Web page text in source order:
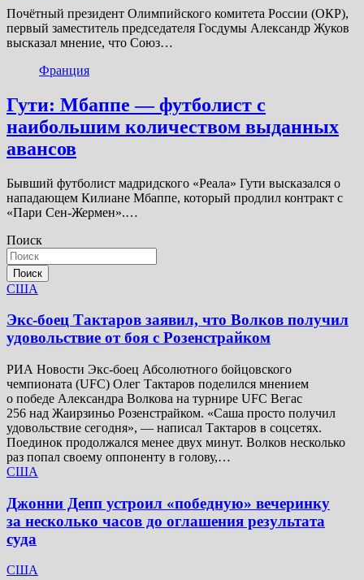
Почётный президент Олимпийского комитета России (ОКР),
первый заместитель председателя Госдумы Александр Жуков
высказал мнение, что Союз…
Франция
Гути: Мбаппе — футболист с
наибольшим количеством выданных
авансов
Бывший футболист мадридского «Реала» Гути высказался о
нападающем Килиане Мбаппе, который продлил контракт с
«Пари Сен-Жермен».…
Поиск
Поиск
США
Экс-боец Тактаров заявил, что Волков получил
удовольствие от боя с Розенстрайком
РИА Новости Экс-боец Абсолютного бойцовского
чемпионата (UFC) Олег Тактаров поделился мнением
о победе Александра Волкова на турнире UFC Вегас
256 над Жаирзиньо Розенстрайком. «Саша просто получил
удовольствие сегодня», — написал Тактаров в соцсетях.
Поединок продолжался менее двух минут. Волков несколько
раз попал своему оппоненту в голову,…
США
Джонни Депп устроил «победную» вечеринку
за несколько часов до оглашения результата
суда
США